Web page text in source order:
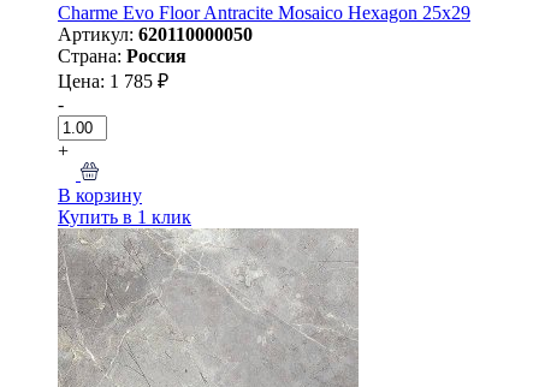
Charme Evo Floor Antracite Mosaico Hexagon 25х29
Артикул: 620110000050
Страна: Россия
Цена: 1 785 ₽
-
+
В корзину
Купить в 1 клик